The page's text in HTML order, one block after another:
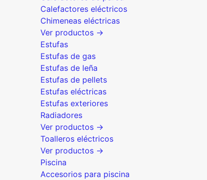
Calefactores eléctricos
Chimeneas eléctricas
Ver productos →
Estufas
Estufas de gas
Estufas de leña
Estufas de pellets
Estufas eléctricas
Estufas exteriores
Radiadores
Ver productos →
Toalleros eléctricos
Ver productos →
Piscina
Accesorios para piscina